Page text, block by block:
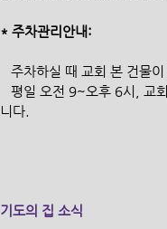
* 주차관리안내:
주차하실 때 교회 본 건
니다.
기도의 집 소식